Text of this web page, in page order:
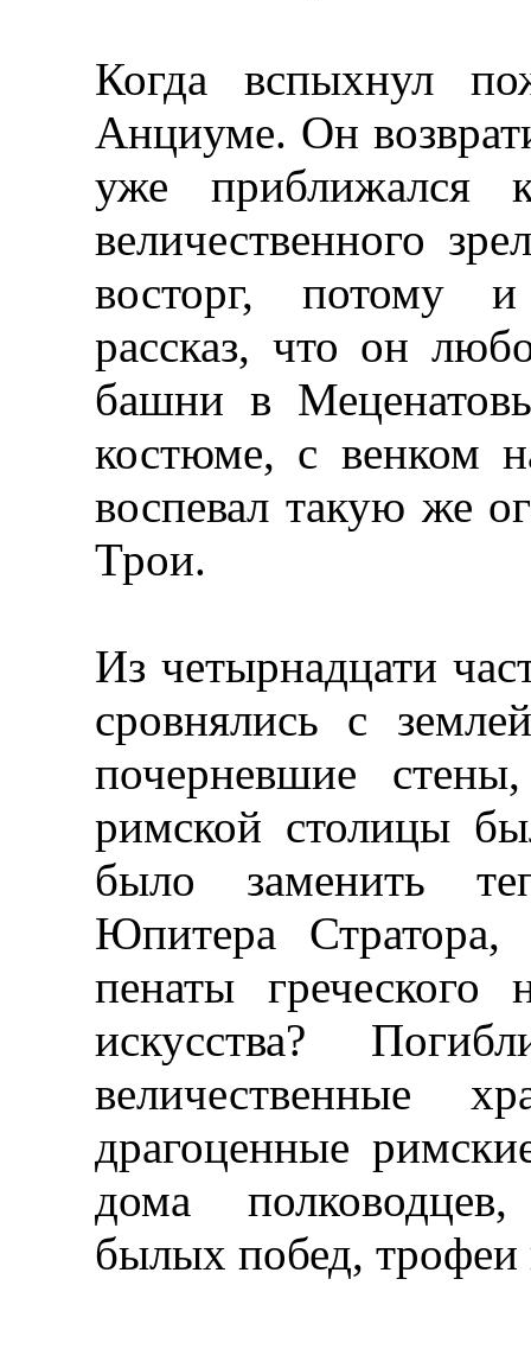
Когда вспыхнул
Анциуме. Он
уже приближался
величественного
восторг, потому и
рассказ, что он
башни в
костюме, с венком
воспевал такую же
Трои.
Из четырнадцати
сровнялись с
почерневшие
римской столицы
было заменить
Юпитера
пенаты греческого
искусства?
величественные
драгоценные
дома
былых побед, трофеи